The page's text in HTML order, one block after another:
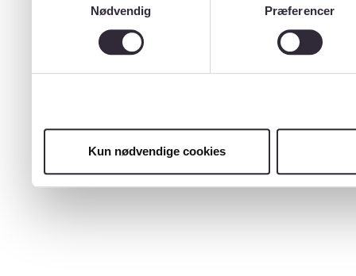
Nødvendig
Præferencer
Kun nødvendige cookies